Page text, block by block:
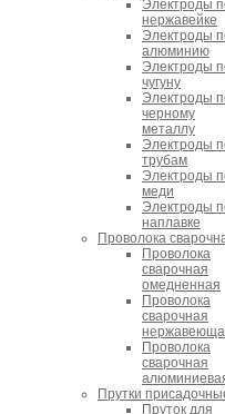
Электроды
нержавейке
Электроды
алюминию
Электроды
чугуну
Электроды
черному
металлу
Электроды
трубам
Электроды
меди
Электроды
наплавке
Проволока
Проволока
сварочная
омедненная
Проволока
сварочная
Проволока
сварочная
Прутки
Пруток для